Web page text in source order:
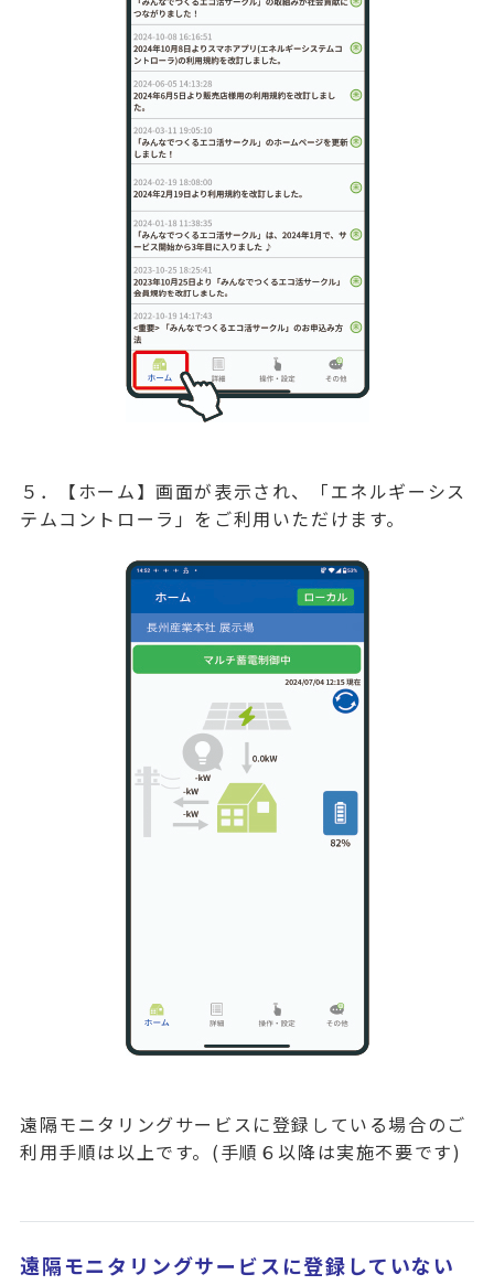
５．【ホーム】画面が表示され、「エネルギーシス
テムコントローラ」をご利用いただけます。
遠隔モニタリングサービスに登録している場合のご
利用手順は以上です。(手順６以降は実施不要です)
遠隔モニタリングサービスに登録していない